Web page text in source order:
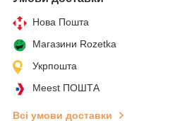
Нова Пошта
Магазини Rozetka
Укрпошта
Meest ПОШТА
Всі умови доставки